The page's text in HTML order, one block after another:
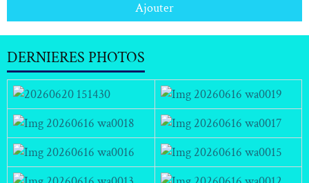
Ajouter
DERNIERES PHOTOS